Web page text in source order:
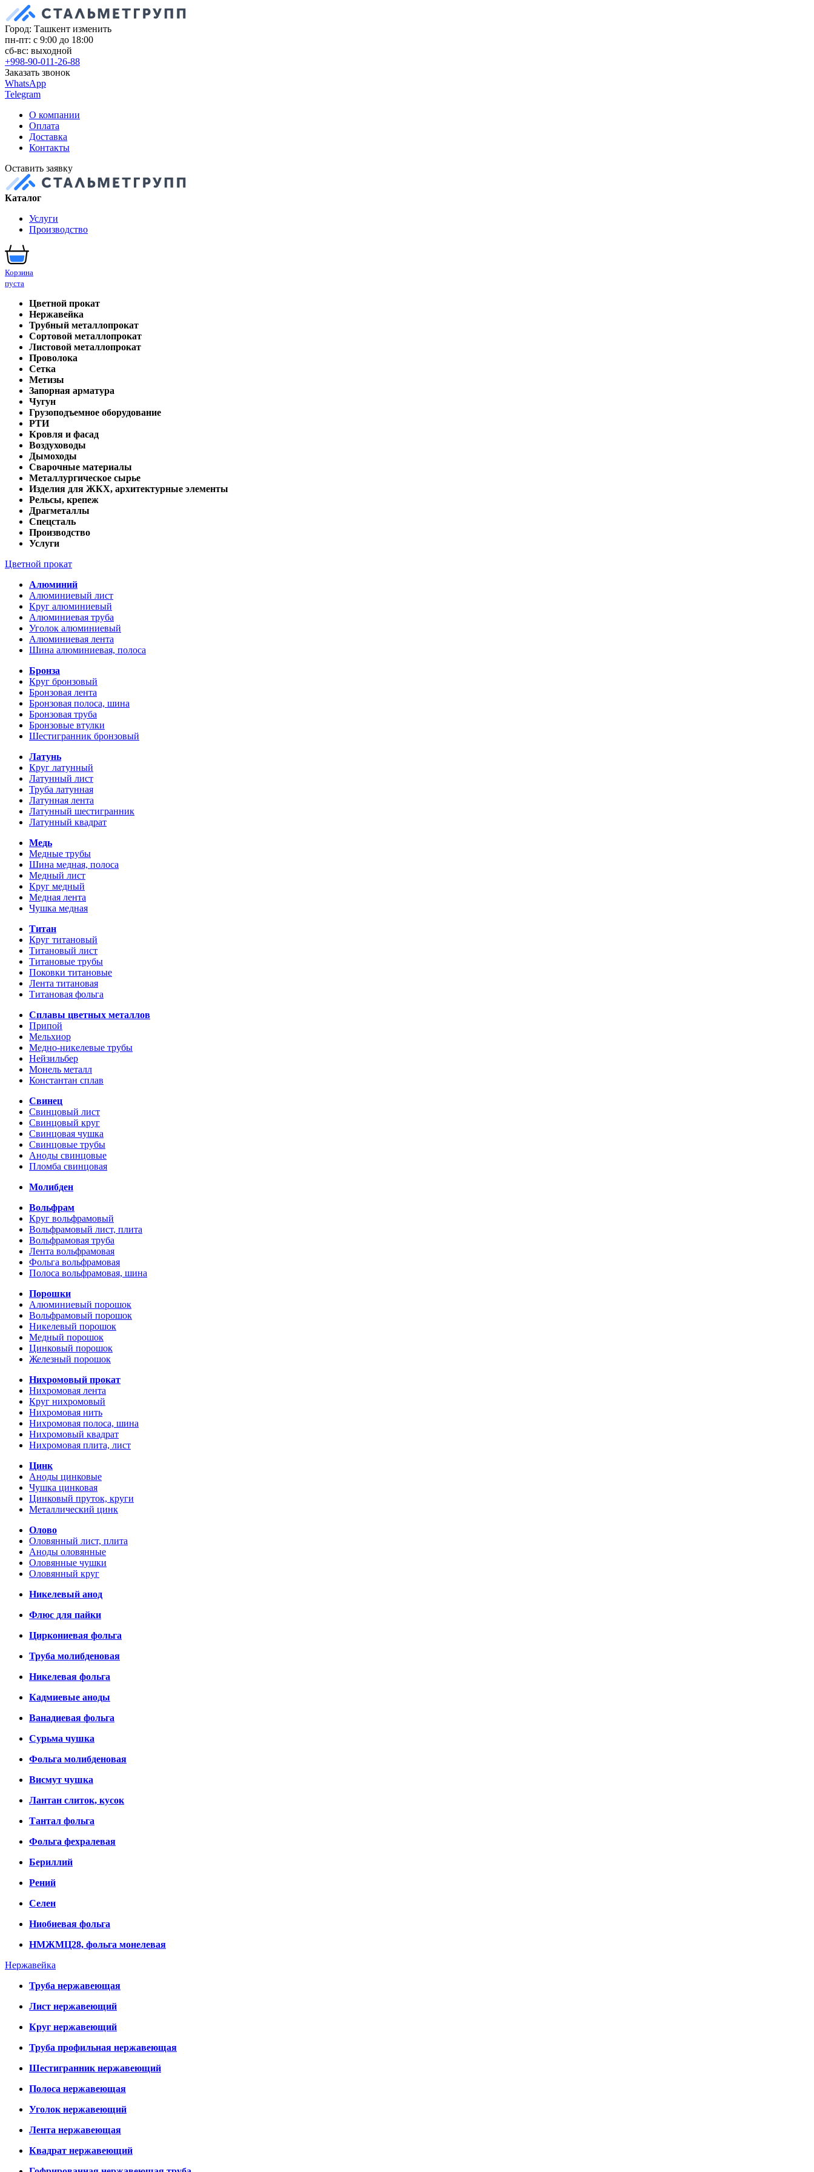
Город: Ташкент изменить
пн-пт: с 9:00 до 18:00
сб-вс: выходной
+998-90-011-26-88
Заказать звонок
WhatsApp
Telegram
О компании
Оплата
Доставка
Контакты
Оставить заявку
Каталог
Услуги
Производство
Корзина
пуста
Цветной прокат
Нержавейка
Трубный металлопрокат
Сортовой металлопрокат
Листовой металлопрокат
Проволока
Сетка
Метизы
Запорная арматура
Чугун
Грузоподъемное оборудование
РТИ
Кровля и фасад
Воздуховоды
Дымоходы
Сварочные материалы
Металлургическое сырье
Изделия для ЖКХ, архитектурные элементы
Рельсы, крепеж
Драгметаллы
Спецсталь
Производство
Услуги
Цветной прокат
Алюминий
Алюминиевый лист
Круг алюминиевый
Алюминиевая труба
Уголок алюминиевый
Алюминиевая лента
Шина алюминиевая, полоса
Бронза
Круг бронзовый
Бронзовая лента
Бронзовая полоса, шина
Бронзовая труба
Бронзовые втулки
Шестигранник бронзовый
Латунь
Круг латунный
Латунный лист
Труба латунная
Латунная лента
Латунный шестигранник
Латунный квадрат
Медь
Медные трубы
Шина медная, полоса
Медный лист
Круг медный
Медная лента
Чушка медная
Титан
Круг титановый
Титановый лист
Титановые трубы
Поковки титановые
Лента титановая
Титановая фольга
Сплавы цветных металлов
Припой
Мельхиор
Медно-никелевые трубы
Нейзильбер
Монель металл
Константан сплав
Свинец
Свинцовый лист
Свинцовый круг
Свинцовая чушка
Свинцовые трубы
Аноды свинцовые
Пломба свинцовая
Молибден
Вольфрам
Круг вольфрамовый
Вольфрамовый лист, плита
Вольфрамовая труба
Лента вольфрамовая
Фольга вольфрамовая
Полоса вольфрамовая, шина
Порошки
Алюминиевый порошок
Вольфрамовый порошок
Никелевый порошок
Медный порошок
Цинковый порошок
Железный порошок
Нихромовый прокат
Нихромовая лента
Круг нихромовый
Нихромовая нить
Нихромовая полоса, шина
Нихромовый квадрат
Нихромовая плита, лист
Цинк
Аноды цинковые
Чушка цинковая
Цинковый пруток, круги
Металлический цинк
Олово
Оловянный лист, плита
Аноды оловянные
Оловянные чушки
Оловянный круг
Никелевый анод
Флюс для пайки
Циркониевая фольга
Труба молибденовая
Никелевая фольга
Кадмиевые аноды
Ванадиевая фольга
Сурьма чушка
Фольга молибденовая
Висмут чушка
Лантан слиток, кусок
Тантал фольга
Фольга фехралевая
Бериллий
Рений
Селен
Ниобиевая фольга
НМЖМЦ28, фольга монелевая
Нержавейка
Труба нержавеющая
Лист нержавеющий
Круг нержавеющий
Труба профильная нержавеющая
Шестигранник нержавеющий
Полоса нержавеющая
Уголок нержавеющий
Лента нержавеющая
Квадрат нержавеющий